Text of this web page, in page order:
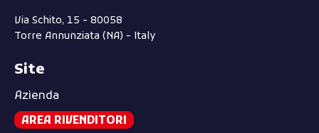
Via Schito, 15 - 80058
Torre Annunziata (NA) - Italy
Site
Azienda
AREA RIVENDITORI